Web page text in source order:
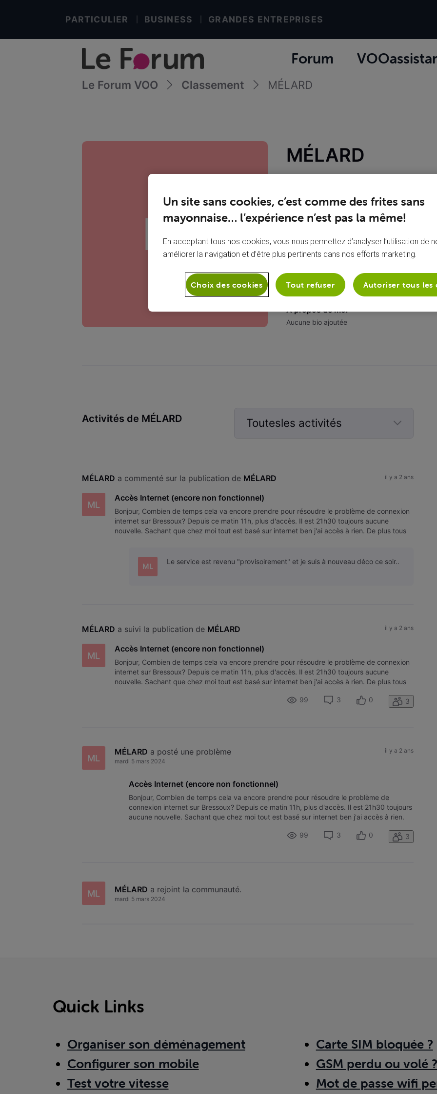
PARTICULIER BUSINESS GRANDES ENTREPRISES
Forum
Le Forum VOO Classement MÉLARD
ML
MÉLARD
À propos de moi
Aucune bio ajoutée
Activités de MÉLARD
Toutesles activités
MÉLARD a commenté sur la publication de MÉLARD il y a 2 ans
ML
Accès Internet (encore non fonctionnel)
Bonjour, Combien de temps cela va encore prendre pour résoudre le problème de connexion
internet sur Bressoux? Depuis ce matin 11h, plus d'accès. Il est 21h30 toujours aucune
nouvelle. Sachant que chez moi tout est basé sur internet ben j'ai accès à rien. De plus tous
ML
Le service est revenu "provisoirement" et je suis à nouveau déco ce soir..
MÉLARD a suivi la publication de MÉLARD il y a 2 ans
ML
Accès Internet (encore non fonctionnel)
Bonjour, Combien de temps cela va encore prendre pour résoudre le problème de connexion
internet sur Bressoux? Depuis ce matin 11h, plus d'accès. Il est 21h30 toujours aucune
nouvelle. Sachant que chez moi tout est basé sur internet ben j'ai accès à rien. De plus tous
99
3 0 3
ML
MÉLARD a posté une problème
mardi 5 mars 2024
il y a 2 ans
Accès Internet (encore non fonctionnel)
Bonjour, Combien de temps cela va encore prendre pour résoudre le problème de
connexion internet sur Bressoux? Depuis ce matin 11h, plus d'accès. Il est 21h30 toujours
aucune nouvelle. Sachant que chez moi tout est basé sur internet ben j'ai accès à rien.
99
3 0 3
ML MÉLARD a rejoint la communauté.
mardi 5 mars 2024
Quick Links
Organiser son déménagement
Configurer son mobile
Test votre vitesse
Carte SIM bloquée ?
GSM perdu ou volé ?
Mot de passe wifi
Un site sans cookies, c’est comme des frites sans
mayonnaise… l’expérience n’est pas la même!
En acceptant tous nos cookies, vous nous permettez d’analyser l’utilisation de
améliorer la navigation et d’être plus pertinents dans nos efforts marketing.
Tout refuser Autoriser tous les
Choix des cookies